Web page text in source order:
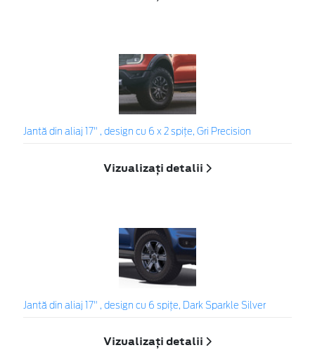
Jantă din aliaj 17" , design cu 6 x 2 spițe, Gri Precision
Vizualizați detalii
Jantă din aliaj 17" , design cu 6 spiţe, Dark Sparkle Silver
Vizualizați detalii